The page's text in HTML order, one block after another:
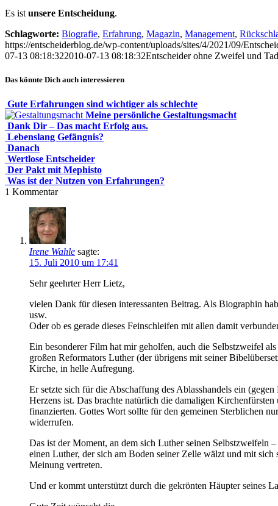
Es ist unsere Entscheidung.
Schlagworte: Biografie, Erfahrung, Magazin, Management,
https://entscheiderblog.de/wp-content/uploads/sites/4/2021/09/
07-13 08:18:322010-07-13 08:18:32Entscheider ohne Zweifel und
Das könnte Dich auch interessieren
Gute Erfahrungen sind wichtiger als schlechte
Meine persönliche Gestaltungsmacht
Dank Dir – Das macht Erfolg aus.
Lebenslang Gefängnis?
Danach
Wertlose Entscheider
Der Pakt mit Mephisto
Was ist der Nutzen von Erfahrungen?
1 Kommentar
Irene Wahle sagte:
15. Juli 2010 um 17:41
Sehr geehrter Herr Lietz,
vielen Dank für diesen interessanten Beitrag. Als Biographin
usw.
Oder ob es gerade dieses Feinschleifen mit allen damit
Ein besonderer Film hat mir geholfen, auch die Selbstzweifel
großen Reformators Luther (der übrigens mit seiner
Kirche, in helle Aufregung.
Er setzte sich für die Abschaffung des Ablasshandels ein
Herzens ist. Das brachte natürlich die damaligen
finanzierten. Gottes Wort sollte für den gemeinen Sterblichen
widerrufen.
Das ist der Moment, an dem sich Luther seinen Selbstzweifeln
einen Luther, der sich am Boden seiner Zelle wälzt und mit
Meinung vertreten.
Und er kommt unterstützt durch die gekrönten Häupter seines